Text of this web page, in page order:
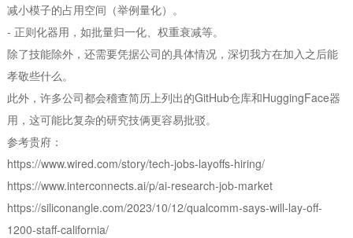
减小模子的占用空间（举例量化）。
- 正则化器用，如批量归一化、权重衰减等。
除了技能除外，还需要凭据公司的具体情况，深切我方在加入之后能
孝敬些什么。
此外，许多公司都会稽查简历上列出的GitHub仓库和HuggingFace器
用，这可能比复杂的研究技俩更容易批驳。
参考贵府：
https://www.wired.com/story/tech-jobs-layoffs-hiring/
https://www.interconnects.ai/p/ai-research-job-market
https://siliconangle.com/2023/10/12/qualcomm-says-will-lay-off-
1200-staff-california/